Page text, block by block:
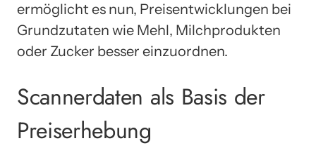
ermöglicht es nun, Preisentwicklungen bei
Grundzutaten wie Mehl, Milchprodukten
oder Zucker besser einzuordnen.
Scannerdaten als Basis der
Preiserhebung